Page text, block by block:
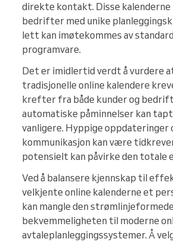
direkte kontakt. Disse kalenderne
bedrifter med unike
lett kan imøtekommes av
programvare.
Det er imidlertid verdt å vurdere
tradisjonelle online kalendere
krefter fra både kunder og
automatiske påminnelser kan
vanligere. Hyppige oppdateringer
kommunikasjon kan være
potensielt kan påvirke den
Ved å balansere kjennskap til
velkjente online kalenderne et
kan mangle den strømlinjeformede
bekvemmeligheten til moderne
avtaleplanleggingssystemer. Å